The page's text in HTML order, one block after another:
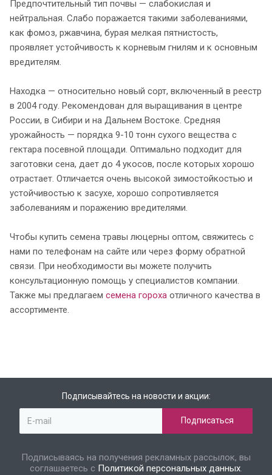
Предпочтительный тип почвы — слабокислая и
нейтральная. Слабо поражается такими заболеваниями,
как фомоз, ржавчина, бурая мелкая пятнистость,
проявляет устойчивость к корневым гнилям и к основным
вредителям.
Находка — относительно новый сорт, включенный в реестр
в 2004 году. Рекомендован для выращивания в центре
России, в Сибири и на Дальнем Востоке. Средняя
урожайность — порядка 9-10 тонн сухого вещества с
гектара посевной площади. Оптимально подходит для
заготовки сена, дает до 4 укосов, после которых хорошо
отрастает. Отличается очень высокой зимостойкостью и
устойчивостью к засухе, хорошо сопротивляется
заболеваниям и поражению вредителями.
Чтобы купить семена травы люцерны оптом, свяжитесь с
нами по телефонам на сайте или через форму обратной
связи. При необходимости вы можете получить
консультационную помощь у специалистов компании.
Также мы предлагаем семена гороха отличного качества в
ассортименте.
Подписывайтесь на новости и акции:
Подписываясь на получения рекламных рассылок, вы
соглашаетесь с Политикой персональных данных.